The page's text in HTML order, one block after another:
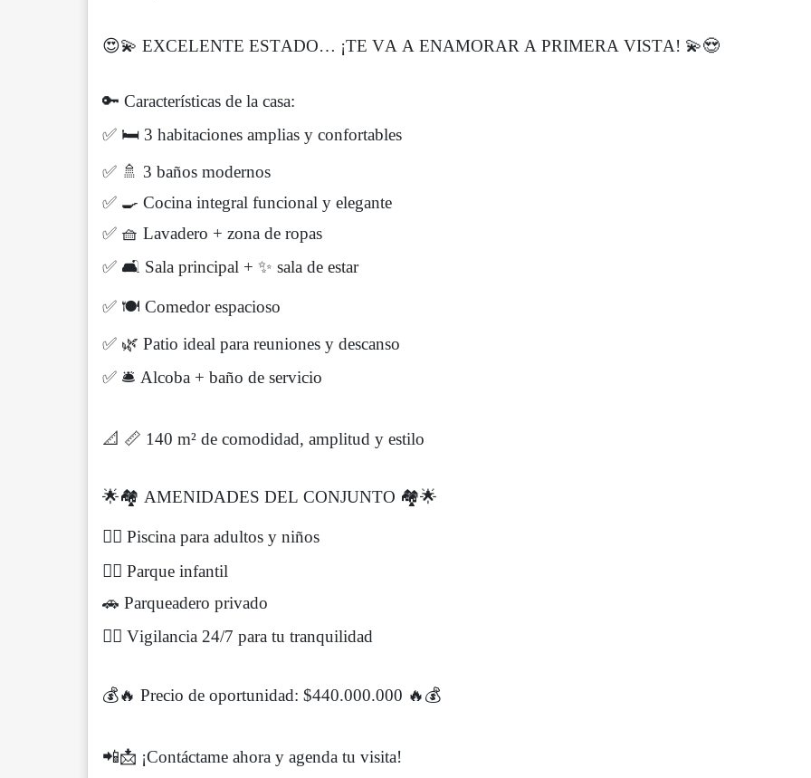
😍💫 EXCELENTE ESTADO… ¡TE VA A ENAMORAR A PRIMERA VISTA! 💫😍
🔑 Características de la casa:
✅ 🛏️ 3 habitaciones amplias y confortables
✅ 🚿 3 baños modernos
✅ 🍳 Cocina integral funcional y elegante
✅ 🧺 Lavadero + zona de ropas
✅ 🛋️ Sala principal + ✨ sala de estar
✅ 🍽️ Comedor espacioso
✅ 🌿 Patio ideal para reuniones y descanso
✅ 🛎️ Alcoba + baño de servicio
📐 📏 140 m² de comodidad, amplitud y estilo
🌟🏘️ AMENIDADES DEL CONJUNTO 🏘️🌟
🏊‍♂️ Piscina para adultos y niños
🤸‍♀️ Parque infantil
🚗 Parqueadero privado
👮‍♂️ Vigilancia 24/7 para tu tranquilidad
💰🔥 Precio de oportunidad: $440.000.000 🔥💰
📲📩 ¡Contáctame ahora y agenda tu visita!